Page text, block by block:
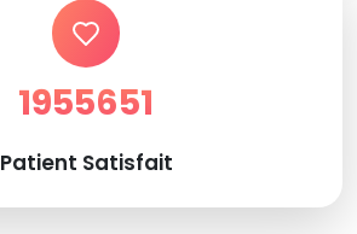
1955651
Patient Satisfait